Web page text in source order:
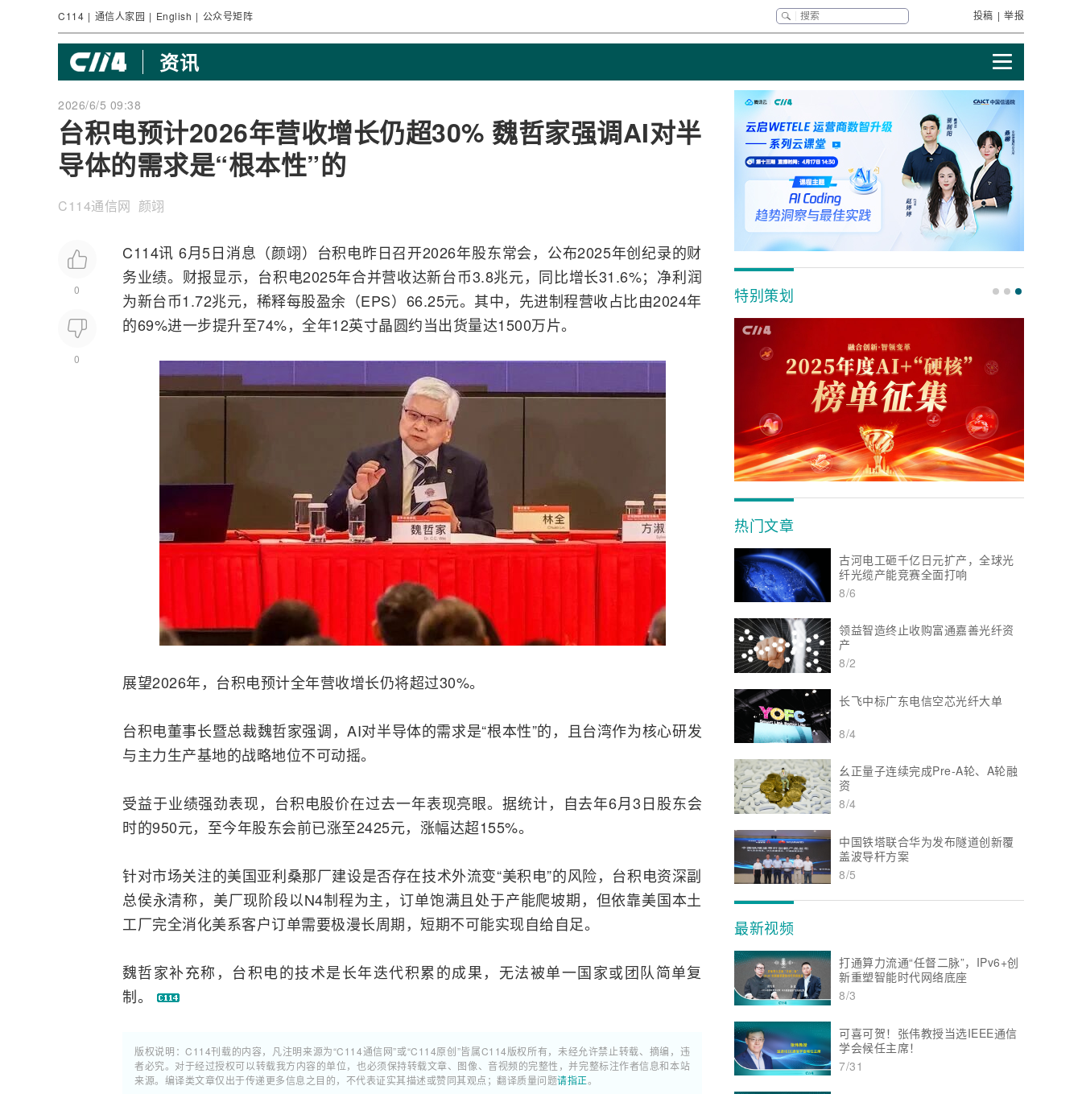
C114 | 通信人家园 | English | 公众号矩阵 投稿 | 举报
资讯
2026/6/5 09:38
台积电预计2026年营收增长仍超30% 魏哲家强调AI对半
导体的需求是“根本性”的
C114通信网 颜翊
0
0
C114讯 6月5日消息（颜翊）台积电昨日召开2026年股东常会，公布2025年创纪录的财
务业绩。 财报显示，台积电2025年合并营收达新台币3.8兆元，同比增长31.6%；净利润
为新台币1.72兆元，稀释每股盈余（EPS）66.25元。其中，先进制程营收占比由2024年
的69%进一步提升至74%，全年12英寸晶圆约当出货量达1500万片。
展望2026年，台积电预计全年营收增长仍将超过30%。
台积电董事长暨总裁魏哲家强调，AI对半导体的需求是“根本性”的，且台湾作为核心研发
与主力生产基地的战略地位不可动摇。
受益于业绩强劲表现，台积电股价在过去一年表现亮眼。据统计，自去年6月3日股东会
时的950元，至今年股东会前已涨至2425元，涨幅达超155%。
针对市场关注的美国亚利桑那厂建设是否存在技术外流变“美积电”的风险，台积电资深副
总侯永清称，美厂现阶段以N4制程为主，订单饱满且处于产能爬坡期，但依靠美国本土
工厂完全消化美系客户订单需要极漫长周期，短期不可能实现自给自足。
魏哲家补充称，台积电的技术是长年迭代积累的成果，无法被单一国家或团队简单复
制。
版权说明：C114刊载的内容，凡注明来源为“C114通信网”或“C114原创”皆属C114版权所有，未经允许禁止转载、摘编，违
者必究。对于经过授权可以转载我方内容的单位，也必须保持转载文章、图像、音视频的完整性，并完整标注作者信息和本站
来源。编译类文章仅出于传递更多信息之目的，不代表证实其描述或赞同其观点；翻译质量问题请指正。
特别策划
热门文章
古河电工砸千亿日元扩产，全球光
纤光缆产能竞赛全面打响
8/6
领益智造终止收购富通嘉善光纤资
产
8/2
长飞中标广东电信空芯光纤大单
8/4
幺正量子连续完成Pre-A轮、A轮融
资
8/4
中国铁塔联合华为发布隧道创新覆
盖波导杆方案
8/5
最新视频
打通算力流通“任督二脉”，IPv6+创
新重塑智能时代网络底座
8/3
可喜可贺！张伟教授当选IEEE通信
学会候任主席！
7/31